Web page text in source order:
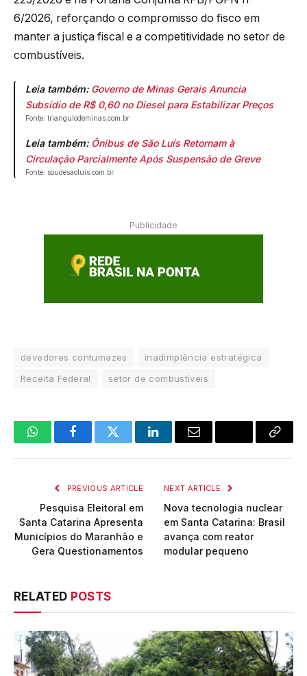
6/2026, reforçando o compromisso do fisco em
manter a justiça fiscal e a competitividade no setor de
combustíveis.
Leia também: Governo de Minas Gerais Anuncia
Subsídio de R$ 0,60 no Diesel para Estabilizar Preços
Fonte: triangulodeminas.com.br
Leia também: Ônibus de São Luís Retornam à
Circulação Parcialmente Após Suspensão de Greve
Fonte: soudesaoluis.com.br
Publicidade
devedores contumazes
inadimplência estratégica
Receita Federal
setor de combustíveis
WhatsAppFacebookTwitter LinkedInEmail
Copy
PREVIOUS ARTICLE
Pesquisa Eleitoral em
Santa Catarina Apresenta
Municípios do Maranhão e
Gera Questionamentos
NEXT ARTICLE
Nova tecnologia nuclear
em Santa Catarina: Brasil
avança com reator
modular pequeno
RELATED POSTS